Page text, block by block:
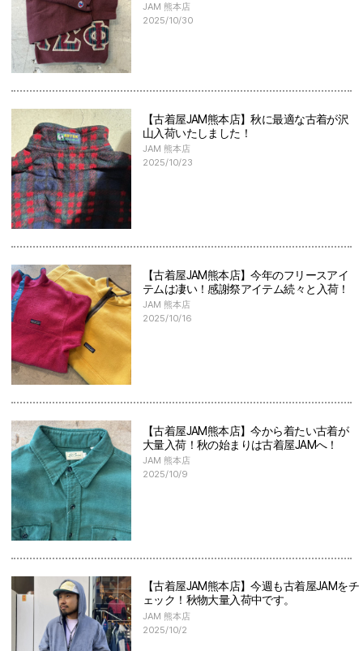
JAM 熊本店
2025/10/30
【古着屋JAM熊本店】秋に最適な古着が沢
山入荷いたしました！
JAM 熊本店
2025/10/23
【古着屋JAM熊本店】今年のフリースアイ
テムは凄い！感謝祭アイテム続々と入荷！
JAM 熊本店
2025/10/16
【古着屋JAM熊本店】今から着たい古着が
大量入荷！秋の始まりは古着屋JAMへ！
JAM 熊本店
2025/10/9
【古着屋JAM熊本店】今週も古着屋JAMをチ
ェック！秋物大量入荷中です。
JAM 熊本店
2025/10/2